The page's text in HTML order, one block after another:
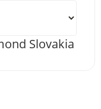
Slovakia